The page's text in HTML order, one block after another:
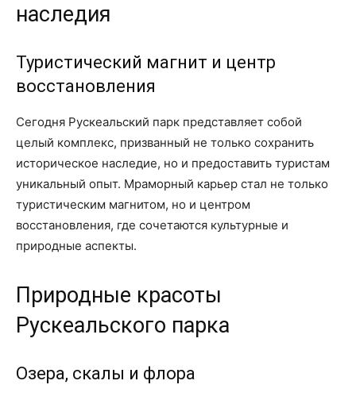
наследия
Туристический магнит и центр
восстановления
Сегодня Рускеальский парк представляет собой
целый комплекс, призванный не только сохранить
историческое наследие, но и предоставить туристам
уникальный опыт. Мраморный карьер стал не только
туристическим магнитом, но и центром
восстановления, где сочетаются культурные и
природные аспекты.
Природные красоты
Рускеальского парка
Озера, скалы и флора